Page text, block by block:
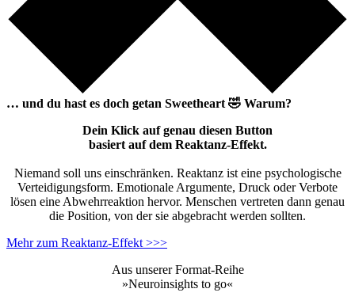
… und du hast es doch getan Sweetheart 🤣 Warum?
Dein Klick auf genau diesen Button
basiert auf dem Reaktanz-Effekt.
Niemand soll uns einschränken. Reaktanz ist eine psychologische
Verteidigungsform. Emotionale Argumente, Druck oder Verbote
lösen eine Abwehrreaktion hervor. Menschen vertreten dann genau
die Position, von der sie abgebracht werden sollten.
Mehr zum Reaktanz-Effekt >>>
Aus unserer Format-Reihe
»Neuroinsights to go«